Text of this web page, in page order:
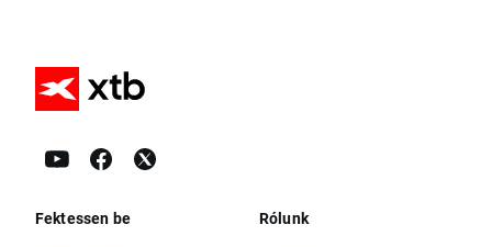
Fektessen be Rólunk